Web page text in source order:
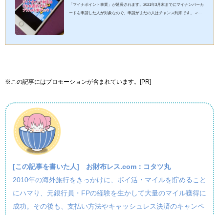
「マイナポイント事業」が延長されます。2021年3月末までにマイナンバーカ
ードを申請した人が対象なので、申請がまだの人はチャンス到来です。マイ
※この記事にはプロモーションが含まれています。[PR]
[この記事を書いた人] お財布レス.com：コタツ丸
2010年の海外旅行をきっかけに、ポイ活・マイルを貯めること
にハマり、元銀行員・FPの経験を生かして大量のマイル獲得に
成功。その後も、支払い方法やキャッシュレス決済のキャンペ